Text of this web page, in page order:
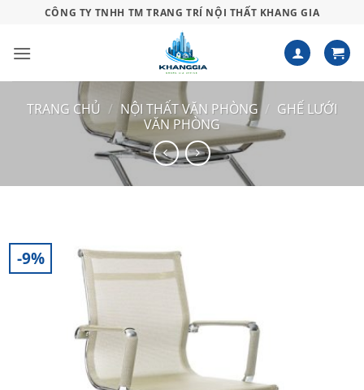
nội
CÔNG TY TNHH TM TRANG TRÍ NỘI THẤT KHANG GIA
TRANG CHỦ / NỘI THẤT VĂN PHÒNG / GHẾ LƯỚI
VĂN PHÒNG
-9%